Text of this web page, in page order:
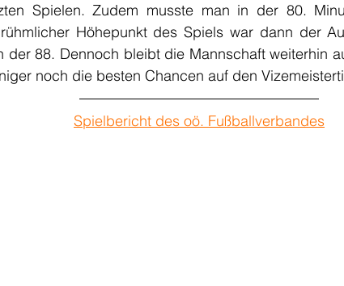
Spielen. Zudem musste man in der 80.
Höhepunkt des Spiels war dann der
der 88. Dennoch bleibt die Mannschaft weiterhin
noch die besten Chancen auf den
Spielbericht des oö. Fußballverbandes